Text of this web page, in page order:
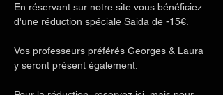
En réservant sur notre site vous bénéficiez
d'une réduction spéciale Saida de -15€.
Vos professeurs préférés Georges & Laura
y seront présent également.